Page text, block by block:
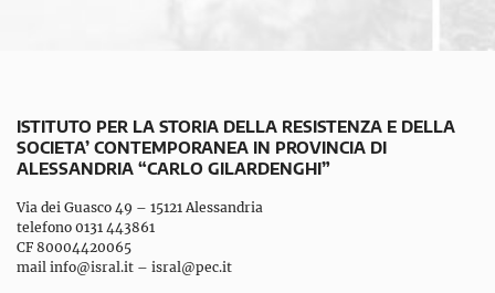
ISTITUTO PER LA STORIA DELLA RESISTENZA E DELLA
SOCIETA’ CONTEMPORANEA IN PROVINCIA DI
ALESSANDRIA “CARLO GILARDENGHI”
Via dei Guasco 49 – 15121 Alessandria
telefono 0131 443861
CF 80004420065
mail info@isral.it – isral@pec.it